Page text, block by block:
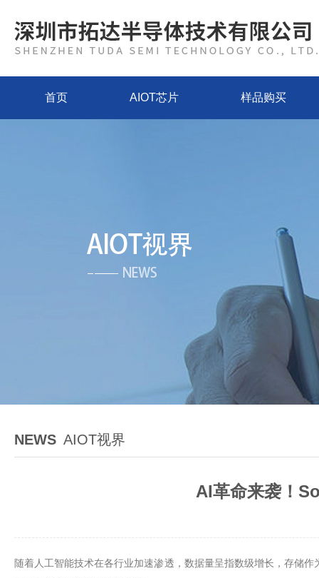
首页 AIOT芯片 样品购买
NEWS AIOT视界
AI革命来袭！
随着人工智能技术在各行业加速渗透，数据量呈指数级增长，存储